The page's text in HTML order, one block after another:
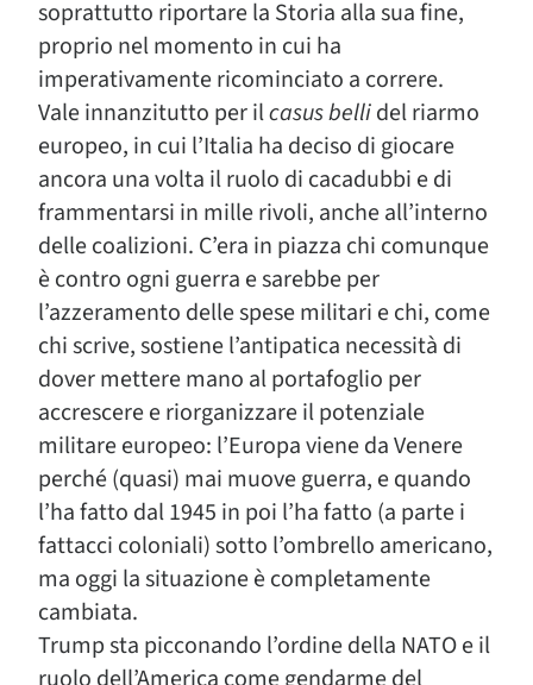
soprattutto riportare la Storia alla sua fine,
proprio nel momento in cui ha
imperativamente ricominciato a correre.
Vale innanzitutto per ilcasus bellidel riarmo
europeo, in cui l’Italia ha deciso di giocare
ancora una volta il ruolo di cacadubbi e di
frammentarsi in mille rivoli, anche all’interno
delle coalizioni. C’era in piazza chi comunque
è contro ogni guerra e sarebbe per
l’azzeramento delle spese militari e chi, come
chi scrive, sostiene l’antipatica necessità di
dover mettere mano al portafoglio per
accrescere e riorganizzare il potenziale
militare europeo: l’Europa viene da Venere
perché (quasi) mai muove guerra, e quando
l’ha fatto dal 1945 in poi l’ha fatto (a parte i
fattacci coloniali) sotto l’ombrello americano,
ma oggi la situazione è completamente
cambiata.
Trump sta picconando l’ordine della NATO e il